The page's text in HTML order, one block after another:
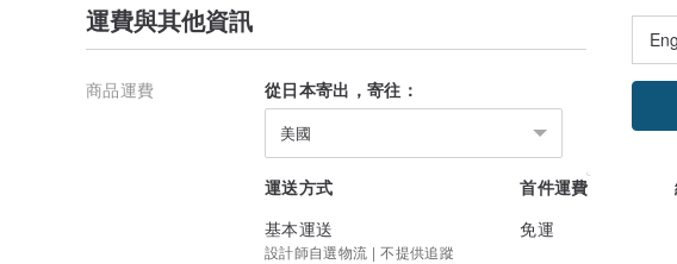
運費與其他資訊
商品運費 從日本寄出，寄往：
美國
運送方式 首件運費
基本運送
免運
設計師自選物流 | 不提供追蹤